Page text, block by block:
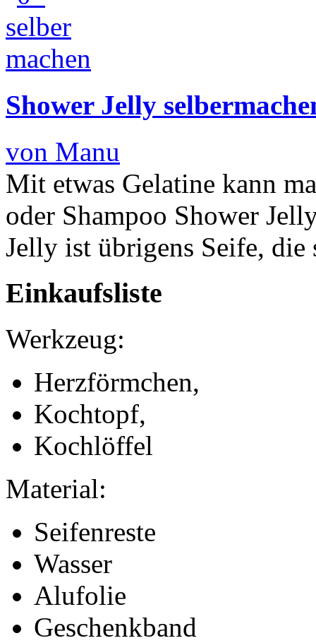
Shower Jelly
von Manu
Mit etwas Gelatine kann
oder Shampoo Shower
Jelly ist übrigens Seife,
Einkaufsliste
Werkzeug:
Herzförmchen,
Kochtopf,
Kochlöffel
Material:
Seifenreste
Wasser
Alufolie
Geschenkband